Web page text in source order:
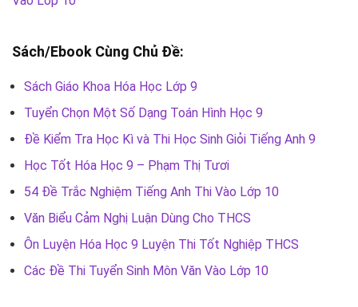
Sách/Ebook Cùng Chủ Đề:
Sách Giáo Khoa Hóa Học Lớp 9
Tuyển Chọn Một Số Dạng Toán Hình Học 9
Đề Kiểm Tra Học Kì và Thi Học Sinh Giỏi Tiếng Anh 9
Học Tốt Hóa Học 9 – Phạm Thị Tươi
54 Đề Trắc Nghiệm Tiếng Anh Thi Vào Lớp 10
Văn Biểu Cảm Nghị Luận Dùng Cho THCS
Ôn Luyện Hóa Học 9 Luyện Thi Tốt Nghiệp THCS
Các Đề Thi Tuyển Sinh Môn Văn Vào Lớp 10